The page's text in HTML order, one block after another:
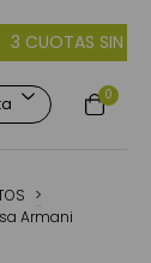
- 10%
0
>
Armani